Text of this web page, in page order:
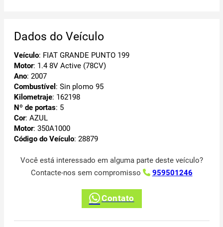
Dados do Veículo
Veículo: FIAT GRANDE PUNTO 199
Motor: 1.4 8V Active (78CV)
Ano: 2007
Combustível : Sin plomo 95
Kilometraje: 162198
Nº de portas: 5
Cor: AZUL
Motor: 350A1000
Código do Veículo: 28879
Você está interessado em alguma parte deste veículo?
Contacte-nos sem compromisso
959501246
Contato